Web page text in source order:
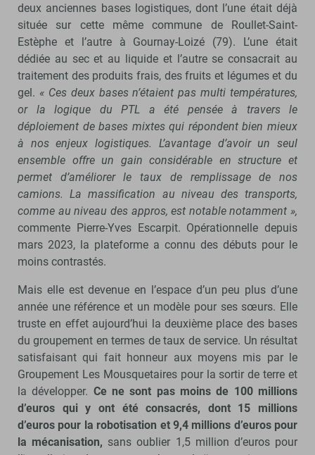
deux anciennes bases logistiques, dont l’une était déjà
située sur cette même commune de Roullet-Saint-
Estèphe et l’autre à Gournay-Loizé (79). L’une était
dédiée au sec et au liquide et l’autre se consacrait au
traitement des produits frais, des fruits et légumes et du
gel. « Ces deux bases n’étaient pas multi températures,
or la logique du PTL a été pensée à travers le
déploiement de bases mixtes qui répondent bien mieux
à nos enjeux logistiques. L’avantage d’avoir un seul
ensemble offre un gain considérable en structure et
permet d’améliorer le taux de remplissage de nos
camions. La massification au niveau des transports,
comme au niveau des appros, est notable notamment »,
commente Pierre-Yves Escarpit. Opérationnelle depuis
mars 2023, la plateforme a connu des débuts pour le
moins contrastés.
Mais elle est devenue en l’espace d’un peu plus d’une
année une référence et un modèle pour ses sœurs. Elle
truste en effet aujourd’hui la deuxième place des bases
du groupement en termes de taux de service. Un résultat
satisfaisant qui fait honneur aux moyens mis par le
Groupement Les Mousquetaires pour la sortir de terre et
la développer. Ce ne sont pas moins de 100 millions
d’euros qui y ont été consacrés, dont 15 millions
d’euros pour la robotisation et 9,4 millions d’euros pour
la mécanisation, sans oublier 1,5 million d’euros pour